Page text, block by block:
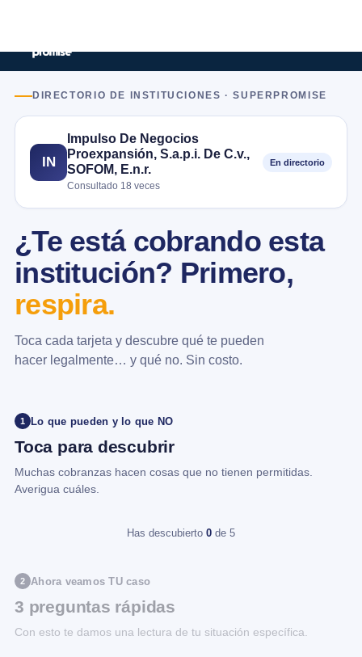
DIRECTORIO DE INSTITUCIONES · SUPERPROMISE
IN
Impulso De Negocios
Proexpansión, S.a.p.i. De C.v.,
SOFOM, E.n.r.
Consultado 18 veces
En directorio
¿Te está cobrando esta
institución? Primero,
respira.
Toca cada tarjeta y descubre qué te pueden
hacer legalmente… y qué no. Sin costo.
1 Lo que pueden y lo que NO
Toca para descubrir
Muchas cobranzas hacen cosas que no tienen permitidas.
Averigua cuáles.
Has descubierto 0 de 5
2 Ahora veamos TU caso
3 preguntas rápidas
Con esto te damos una lectura de tu situación específica.